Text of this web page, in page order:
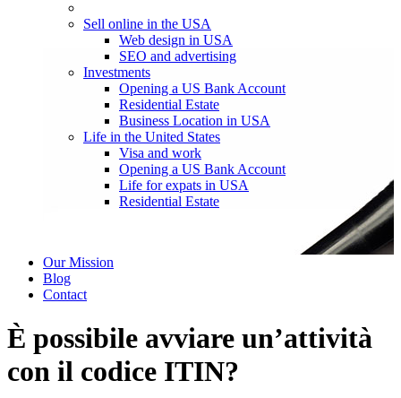
Sell online in the USA
Web design in USA
SEO and advertising
Investments
Opening a US Bank Account
Residential Estate
Business Location in USA
Life in the United States
Visa and work
Opening a US Bank Account
Life for expats in USA
Residential Estate
Our Mission
Blog
Contact
È possibile avviare un’attività
con il codice ITIN?